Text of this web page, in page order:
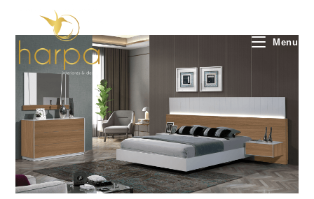
content
Menu